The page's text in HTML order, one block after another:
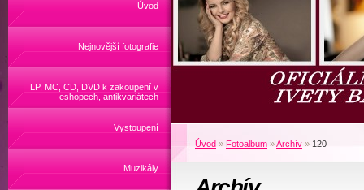
Úvod
Nejnovější fotografie
LP, MC, CD, DVD k zakoupení v
eshopech, antikvariátech
Vystoupení
Muzikály
Úvod » Fotoalbum »Archív » 120